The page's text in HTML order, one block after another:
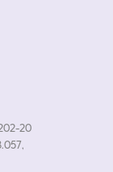
20